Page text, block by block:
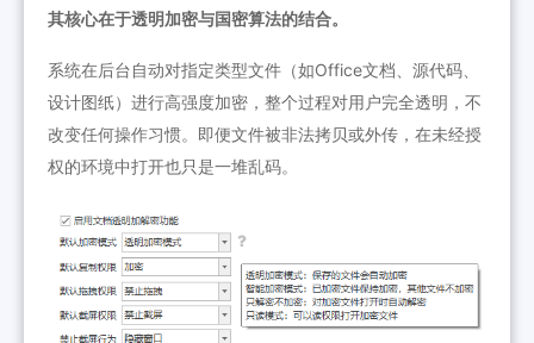
其核心在于透明加密与国密算法的结合。
系统在后台自动对指定类型文件（如Office文档、源代码、
设计图纸）进行高强度加密，整个过程对用户完全透明，不
改变任何操作习惯。即便文件被非法拷贝或外传，在未经授
权的环境中打开也只是一堆乱码。